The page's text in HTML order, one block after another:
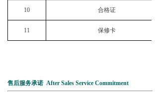
10 合格证
11 保修卡
售后服务承诺 After Sales Service Commitment